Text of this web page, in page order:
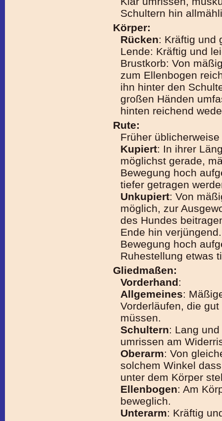
Schultern hin
Körper:
Rücken: Kräftig und
Lende: Kräftig und
Brustkorb: Von
zum Ellenbogen
ihn hinter den
großen Händen
hinten reichend
Rute:
Früher
Kupiert: In ihrer
möglichst gerade,
Bewegung hoch
tiefer getragen
Unkupiert: Von
möglich, zur
des Hundes
Ende hin
Bewegung hoch
Ruhestellung etwas
Gliedmaßen:
Vorderhand:
Allgemeines:
Vorderläufen, die
müssen.
Schultern: Lang
umrissen am
Oberarm: Von
solchem Winkel
unter dem Körper
Ellenbogen: Am
beweglich.
Unterarm: Kräftig